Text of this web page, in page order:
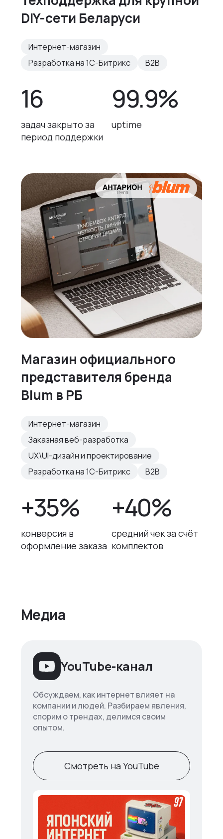
DIY-сети Беларуси
Интернет-магазин
Разработка на 1С-Битрикс
B2B
16
задач закрыто за
период поддержки
99.9%
uptime
Магазин официального
представителя бренда
Blum в РБ
Интернет-магазин
Заказная веб-разработка
UX\UI-дизайн и проектирование
Разработка на 1С-Битрикс
B2B
+35%
конверсия в
оформление заказа
+40%
средний чек за счёт
комплектов
Медиа
YouTube-канал
Обсуждаем, как интернет влияет на
компании и людей. Разбираем явления,
спорим о трендах, делимся своим
опытом.
Смотреть на YouTube